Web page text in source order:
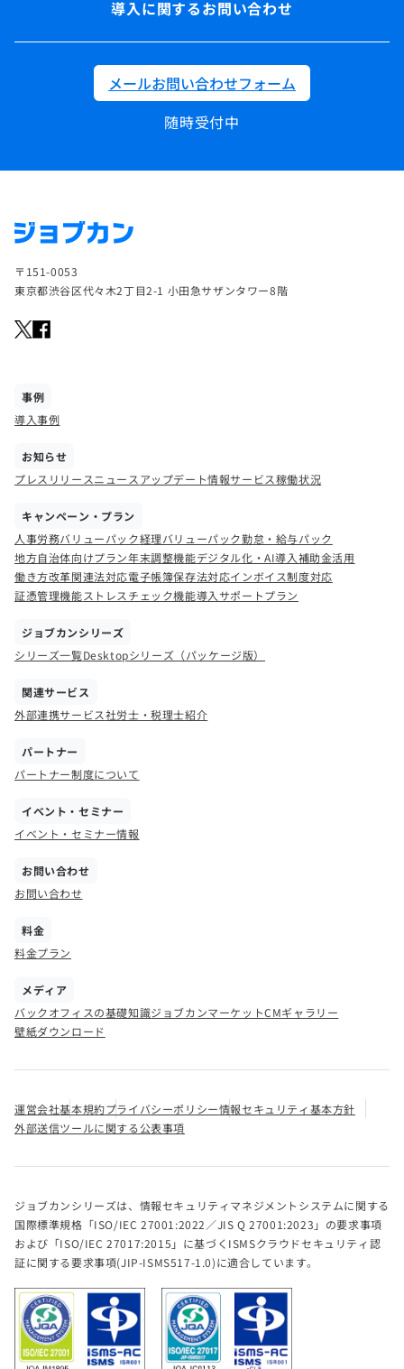
導入に関するお問い合わせ
メールお問い合わせフォーム
随時受付中
〒151-0053
東京都渋谷区代々木2丁目2-1 小田急サザンタワー8階
事例
導入事例
お知らせ
プレスリリースニュース アップデート情報サービス稼働状況
キャンペーン・プラン
人事労務バリューパック経理バリューパック勤怠・給与パック
地方自治体向けプラン年末調整機能デジタル化・AI導入補助金活用
働き方改革関連法対応電子帳簿保存法対応インボイス制度対応
証憑管理機能ストレスチェック機能導入サポートプラン
ジョブカンシリーズ
シリーズ一覧Desktopシリーズ（パッケージ版）
関連サービス
外部連携サービス社労士・税理士紹介
パートナー
パートナー制度について
イベント・セミナー
イベント・セミナー情報
お問い合わせ
お問い合わせ
料金
料金プラン
メディア
バックオフィスの基礎知識ジョブカンマーケットCMギャラリー
壁紙ダウンロード
運営会社基本規約プライバシーポリシー情報セキュリティ基本方針
外部送信ツールに関する公表事項
ジョブカンシリーズは、情報セキュリティマネジメントシステムに関する
国際標準規格「ISO/IEC 27001:2022／JIS Q 27001:2023」の要求事項
および「ISO/IEC 27017:2015」に基づくISMSクラウドセキュリティ認
証に関する要求事項(JIP-ISMS517-1.0)に適合しています。